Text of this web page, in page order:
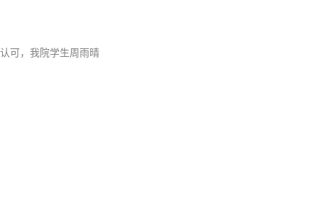
可，我院学生周雨晴